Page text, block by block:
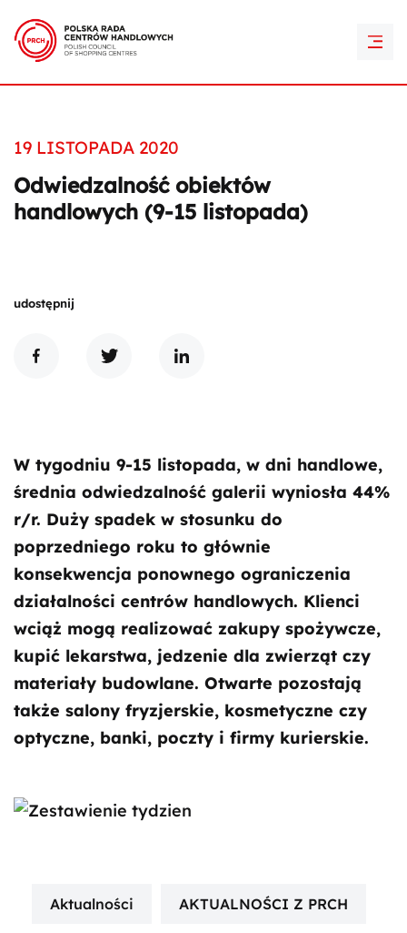
19 LISTOPADA 2020
Odwiedzalność obiektów
handlowych (9-15 listopada)
udostępnij
W tygodniu 9-15 listopada, w dni handlowe,
średnia odwiedzalność galerii wyniosła 44%
r/r. Duży spadek w stosunku do
poprzedniego roku to głównie
konsekwencja ponownego ograniczenia
działalności centrów handlowych. Klienci
wciąż mogą realizować zakupy spożywcze,
kupić lekarstwa, jedzenie dla zwierząt czy
materiały budowlane. Otwarte pozostają
także salony fryzjerskie, kosmetyczne czy
optyczne, banki, poczty i firmy kurierskie.
Aktualności AKTUALNOŚCI Z PRCH